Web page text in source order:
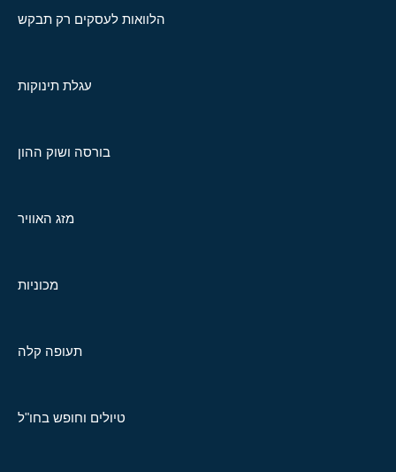
הלוואות לעסקים רק תבקש
עגלת תינוקות
בורסה ושוק ההון
מזג האוויר
מכוניות
תעופה קלה
טיולים וחופש בחו"ל